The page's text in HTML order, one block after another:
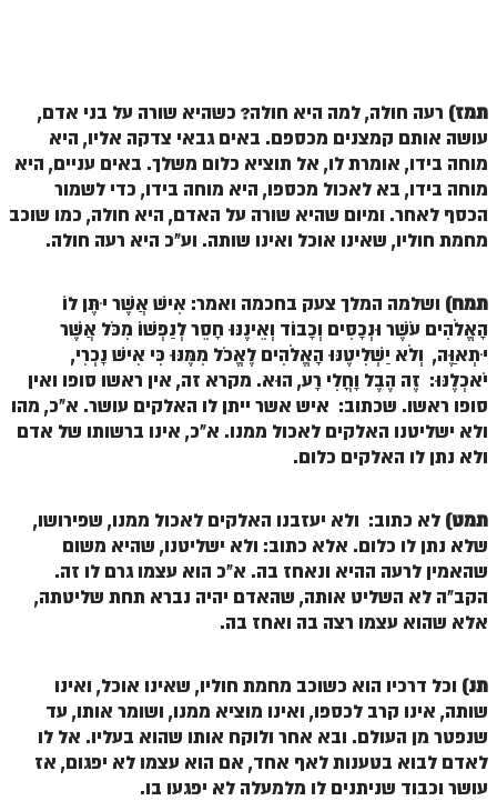
ספר הזוהר הקדוש זוהר ויקרא מתקדמים
זוהר צו מתחילים
זוהר צו מתקדמים
פרשת שמיני מתחילים
ספר הזוהר פרשת תזריע למתחילים
ספר הזוהר פרשת תזריע למתקדמים
זוהר מצורע מתחילים
זוהר אחרי מות למתקדמים
הזוהר הקדוש – קדושים למתחילים
הזוהר הקדוש – קדושים למתקדמים
ספר הזוהר אמור מתקדמים
הזוהר הקדוש פרשת בהר למתחילים
הזוהר הקדוש פרשת בהר – מתקדמים
תמז) רעה חולה, למה היא חולה? כשהיא שורה על בני אדם,
עושה אותם קמצנים מכספם. באים גבאי צדקה אליו, היא
מוחה בידו, אומרת לו, אל תוציא כלום משלך. באים עניים, היא
מוחה בידו, בא לאכול מכספו, היא מוחה בידו, כדי לשמור
הכסף לאחר. ומיום שהיא שורה על האדם, היא חולה, כמו שוכב
מחמת חוליו, שאינו אוכל ואינו שותה. וע"כ היא רעה חולה.
תמח) ושלמה המלך צעק בחכמה ואמר: אִישׁ אֲשֶׁר יִתֶּן לוֹ
הָאֱלֹהִים עֹשֶׁר וּנְכָסִים וְכָבוֹד וְאֵינֶנּוּ חָסֵר לְנַפְשׁוֹ מִכֹּל אֲשֶׁר
יִתְאַוֶּה, וְלֹא יַשְׁלִיטֶנּוּ הָאֱלֹהִים לֶאֱכֹל מִמֶּנּוּ כִּי אִישׁ נָכְרִי,
יֹאכְלֶנּוּ: זֶה הֶבֶל וָחֳלִי רָע, הוּא. מקרא זה, אין ראשו סופו ואין
סופו ראשו. שכתוב: איש אשר ייתן לו האלקים עושר. א"כ, מהו
ולא ישליטנו האלקים לאכול ממנו. א"כ, אינו ברשותו של אדם
ולא נתן לו האלקים כלום.
תמט) לא כתוב: ולא יעזבנו האלקים לאכול ממנו, שפירושו,
שלא נתן לו כלום. אלא כתוב: ולא ישליטנו, שהיא משום
שהאמין לרעה ההיא ונאחז בה. א"כ הוא עצמו גרם לו זה.
הקב"ה לא השליט אותה, שהאדם יהיה נברא תחת שליטתה,
אלא שהוא עצמו רצה בה ואחז בה.
תנ) וכל דרכיו הוא כשוכב מחמת חוליו, שאינו אוכל, ואינו
שותה, אינו קרב לכספו, ואינו מוציא ממנו, ושומר אותו, עד
שנפטר מן העולם. ובא אחר ולוקח אותו שהוא בעליו. אל לו
לאדם לבוא בטענות לאף אחד, אם הוא עצמו לא יפגום, אז
עושר וכבוד שניתנים לו מלמעלה לא יפגעו בו.